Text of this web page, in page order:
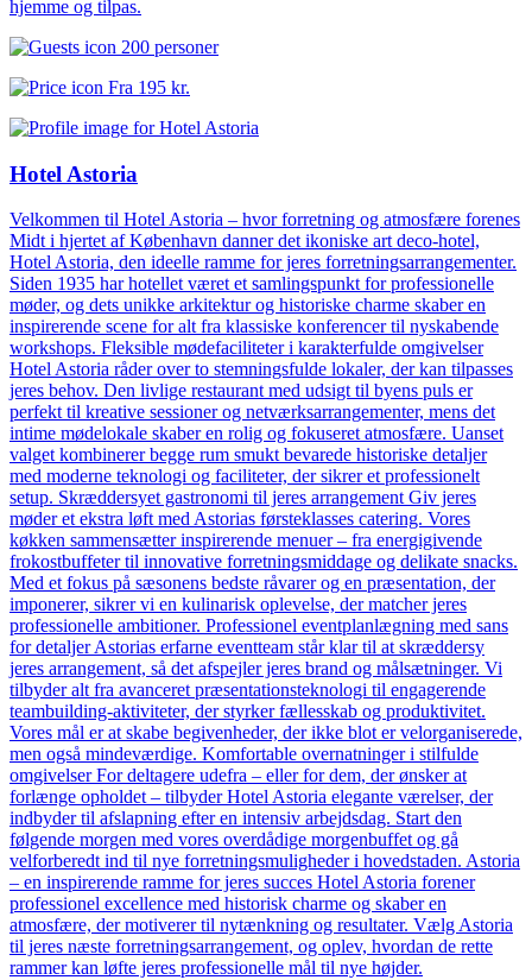
hjemme og tilpas.
200 personer
Fra 195 kr.
Hotel Astoria
Velkommen til Hotel Astoria – hvor forretning og atmosfære forenes
Midt i hjertet af København danner det ikoniske art deco-hotel,
Hotel Astoria, den ideelle ramme for jeres forretningsarrangementer.
Siden 1935 har hotellet været et samlingspunkt for professionelle
møder, og dets unikke arkitektur og historiske charme skaber en
inspirerende scene for alt fra klassiske konferencer til nyskabende
workshops. Fleksible mødefaciliteter i karakterfulde omgivelser
Hotel Astoria råder over to stemningsfulde lokaler, der kan tilpasses
jeres behov. Den livlige restaurant med udsigt til byens puls er
perfekt til kreative sessioner og netværksarrangementer, mens det
intime mødelokale skaber en rolig og fokuseret atmosfære. Uanset
valget kombinerer begge rum smukt bevarede historiske detaljer
med moderne teknologi og faciliteter, der sikrer et professionelt
setup. Skræddersyet gastronomi til jeres arrangement Giv jeres
møder et ekstra løft med Astorias førsteklasses catering. Vores
køkken sammensætter inspirerende menuer – fra energigivende
frokostbuffeter til innovative forretningsmiddage og delikate snacks.
Med et fokus på sæsonens bedste råvarer og en præsentation, der
imponerer, sikrer vi en kulinarisk oplevelse, der matcher jeres
professionelle ambitioner. Professionel eventplanlægning med sans
for detaljer Astorias erfarne eventteam står klar til at skræddersy
jeres arrangement, så det afspejler jeres brand og målsætninger. Vi
tilbyder alt fra avanceret præsentationsteknologi til engagerende
teambuilding-aktiviteter, der styrker fællesskab og produktivitet.
Vores mål er at skabe begivenheder, der ikke blot er velorganiserede,
men også mindeværdige. Komfortable overnatninger i stilfulde
omgivelser For deltagere udefra – eller for dem, der ønsker at
forlænge opholdet – tilbyder Hotel Astoria elegante værelser, der
indbyder til afslapning efter en intensiv arbejdsdag. Start den
følgende morgen med vores overdådige morgenbuffet og gå
velforberedt ind til nye forretningsmuligheder i hovedstaden. Astoria
– en inspirerende ramme for jeres succes Hotel Astoria forener
professionel excellence med historisk charme og skaber en
atmosfære, der motiverer til nytænkning og resultater. Vælg Astoria
til jeres næste forretningsarrangement, og oplev, hvordan de rette
rammer kan løfte jeres professionelle mål til nye højder.